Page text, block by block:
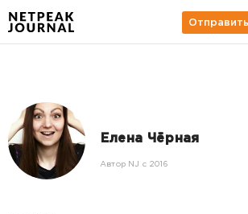
Елена Чёрная
Автор NJ c 2016